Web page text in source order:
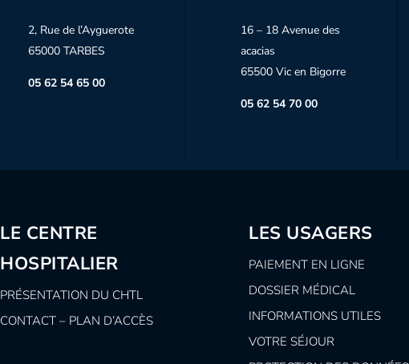
2, Rue de l’Ayguerote
65000 TARBES
05 62 54 65 00
16 – 18 Avenue des
acacias
65500 Vic en Bigorre
05 62 54 70 00
LE CENTRE
HOSPITALIER
PRÉSENTATION DU CHTL
CONTACT – PLAN D’ACCÈS
LES USAGERS
PAIEMENT EN LIGNE
DOSSIER MÉDICAL
INFORMATIONS UTILES
VOTRE SÉJOUR